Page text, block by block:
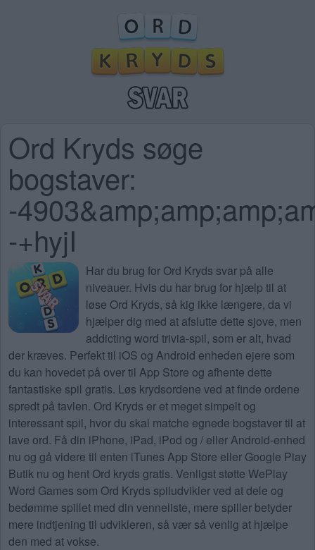
Ord Kryds søge
bogstaver:
-
-+hyjI
Har du brug for Ord Kryds svar på alle
niveauer. Hvis du har brug for hjælp til at
løse Ord Kryds, så kig ikke længere, da vi
hjælper dig med at afslutte dette sjove, men
addicting word trivia-spil, som er alt, hvad
der kræves. Perfekt til iOS og Android enheden ejere som
du kan hovedet på over til App Store og afhente dette
fantastiske spil gratis. Løs krydsordene ved at finde ordene
spredt på tavlen. Ord Kryds er et meget simpelt og
interessant spil, hvor du skal matche egnede bogstaver til at
lave ord. Få din iPhone, iPad, iPod og / eller Android-enhed
nu og gå videre til enten iTunes App Store eller Google Play
Butik nu og hent Ord kryds gratis. Venligst støtte WePlay
Word Games som Ord Kryds spiludvikler ved at dele og
bedømme spillet med din venneliste, mere spiller betyder
mere indtjening til udvikleren, så vær så venlig at hjælpe
den med at vokse.